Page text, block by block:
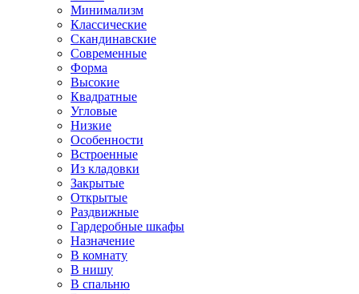
Минимализм
Классические
Скандинавские
Современные
Форма
Высокие
Квадратные
Угловые
Низкие
Особенности
Встроенные
Из кладовки
Закрытые
Открытые
Раздвижные
Гардеробные шкафы
Назначение
В комнату
В нишу
В спальню